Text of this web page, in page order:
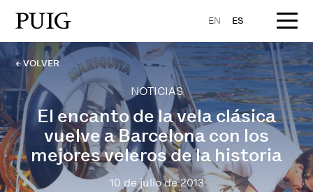
EN ES
← VOLVER
NOTICIAS
El encanto de la vela clásica
vuelve a Barcelona con los
mejores veleros de la historia
10 de julio de 2013